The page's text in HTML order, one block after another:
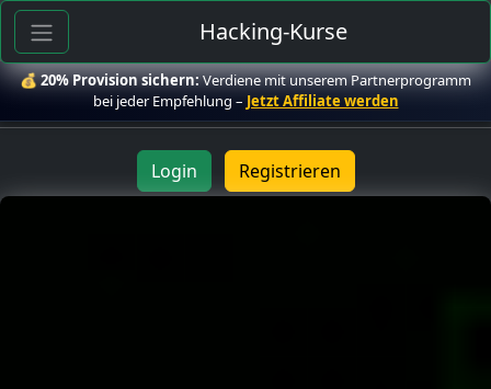
Hacking-Kurse
💰20% Provision sichern:Verdiene mit unserem Partnerprogramm
bei jeder Empfehlung – Jetzt Affiliate werden
Login Registrieren